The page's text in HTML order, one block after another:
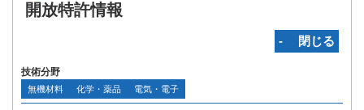
開放特許情報
‐ 閉じる
技術分野
無機材料 化学・薬品 電気・電子